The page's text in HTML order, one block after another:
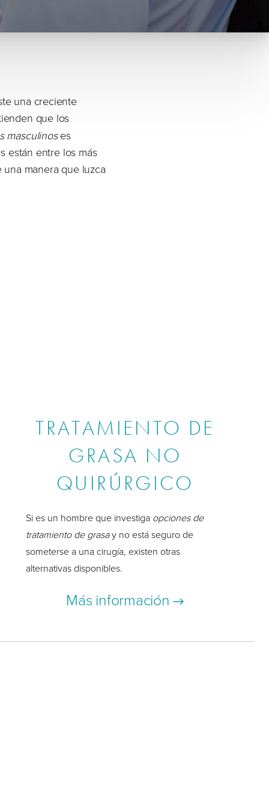
una creciente
que los
masculinoses
están entre los más
manera que luzca
TRATAMIENTO DE
GRASA NO
QUIRÚRGICO
Si es un hombre que investiga opciones de
tratamiento de grasay no está seguro de
someterse a una cirugía, existen otras
alternativas disponibles.
Más información